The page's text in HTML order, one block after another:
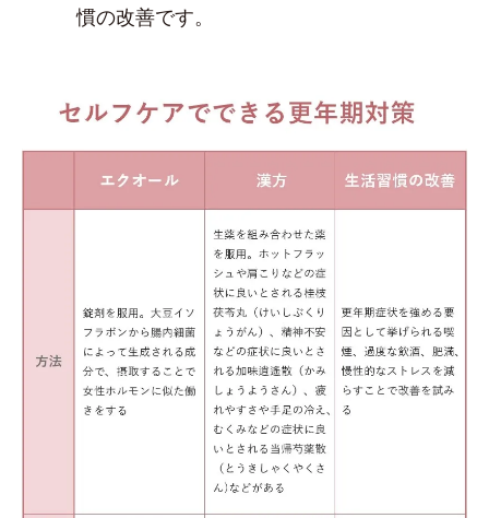
慣の改善です。